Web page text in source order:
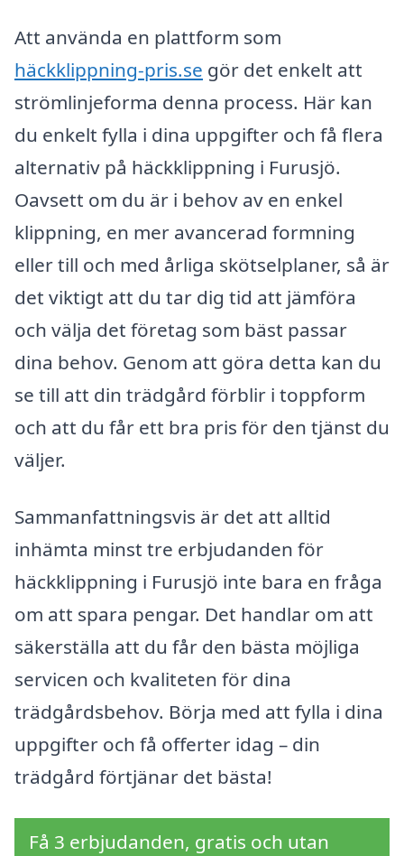
Att använda en plattform som
häckklippning-pris.se gör det enkelt att
strömlinjeforma denna process. Här kan
du enkelt fylla i dina uppgifter och få flera
alternativ på häckklippning i Furusjö.
Oavsett om du är i behov av en enkel
klippning, en mer avancerad formning
eller till och med årliga skötselplaner, så är
det viktigt att du tar dig tid att jämföra
och välja det företag som bäst passar
dina behov. Genom att göra detta kan du
se till att din trädgård förblir i toppform
och att du får ett bra pris för den tjänst du
väljer.
Sammanfattningsvis är det att alltid
inhämta minst tre erbjudanden för
häckklippning i Furusjö inte bara en fråga
om att spara pengar. Det handlar om att
säkerställa att du får den bästa möjliga
servicen och kvaliteten för dina
trädgårdsbehov. Börja med att fylla i dina
uppgifter och få offerter idag – din
trädgård förtjänar det bästa!
Få 3 erbjudanden, gratis och utan